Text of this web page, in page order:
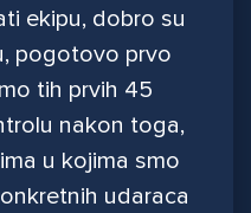
ekipu, dobro su
pogotovo prvo
tih prvih 45
nakon toga,
u kojima smo
udaraca